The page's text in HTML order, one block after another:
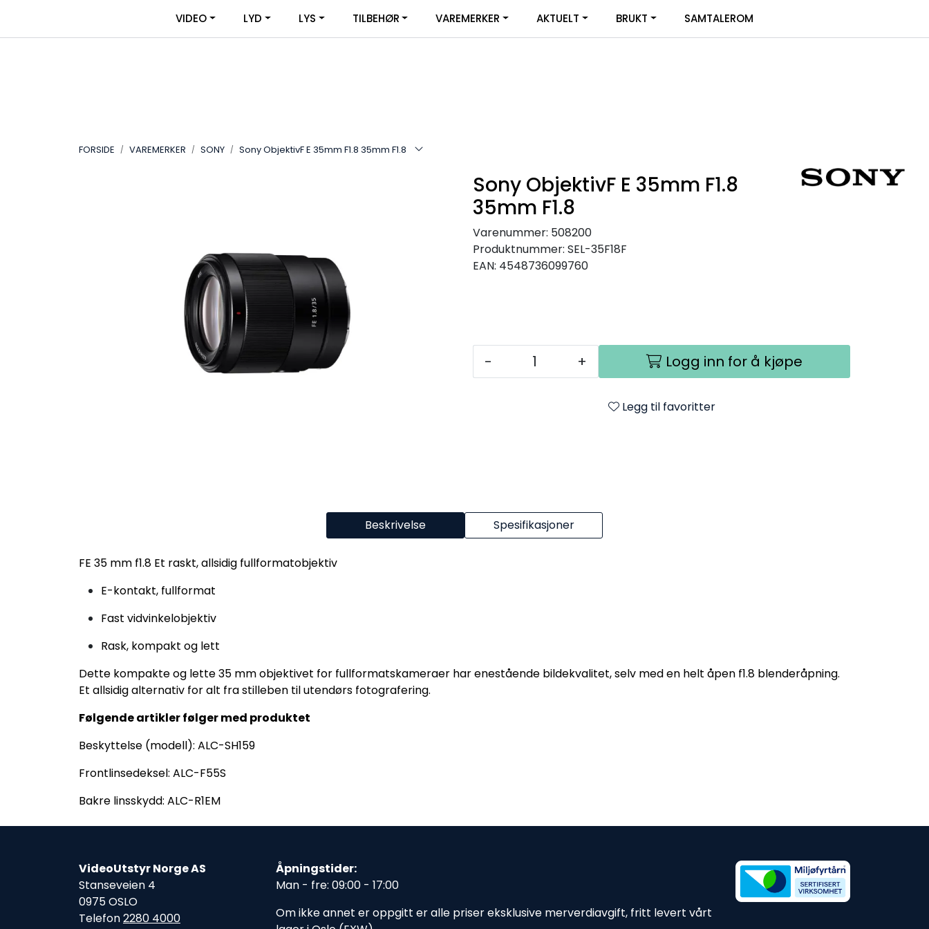
OM VIDEOUTSTYR | KONTAKT OSS SERVICE | FACEBOOK Infosenter Favoritter
VIDEO LYD LYS TILBEHØR VAREMERKER AKTUELT BRUKT SAMTALEROM
FORSIDE VAREMERKER SONY Sony ObjektivF E 35mm F1.8 35mm F1.8
Sony ObjektivF E 35mm F1.8
35mm F1.8
Varenummer: 508200
Produktnummer: SEL-35F18F
EAN: 4548736099760
- + Logg inn for å kjøpe
Legg til favoritter
Beskrivelse Spesifikasjoner
FE 35 mm f1.8 Et raskt, allsidig fullformatobjektiv
E-kontakt, fullformat
Fast vidvinkelobjektiv
Rask, kompakt og lett
Dette kompakte og lette 35 mm objektivet for fullformatskameraer har enestående bildekvalitet, selv med en helt åpen f1.8 blenderåpning.
Et allsidig alternativ for alt fra stilleben til utendørs fotografering.
Følgende artikler følger med produktet
Beskyttelse (modell): ALC-SH159
Frontlinsedeksel: ALC-F55S
Bakre linsskydd: ALC-R1EM
VideoUtstyr Norge AS
Stanseveien 4
0975 OSLO
Telefon2280 4000
Åpningstider:
Man - fre: 09:00 - 17:00
Om ikke annet er oppgitt er alle priser eksklusive merverdiavgift, fritt levert vårt